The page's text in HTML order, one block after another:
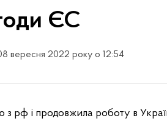
ЄС
вересня 2022 року о 12:54
з рф і продовжила роботу в